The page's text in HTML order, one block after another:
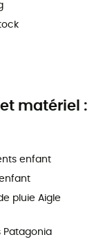
matériel :
enfant
pluie Aigle
Patagonia